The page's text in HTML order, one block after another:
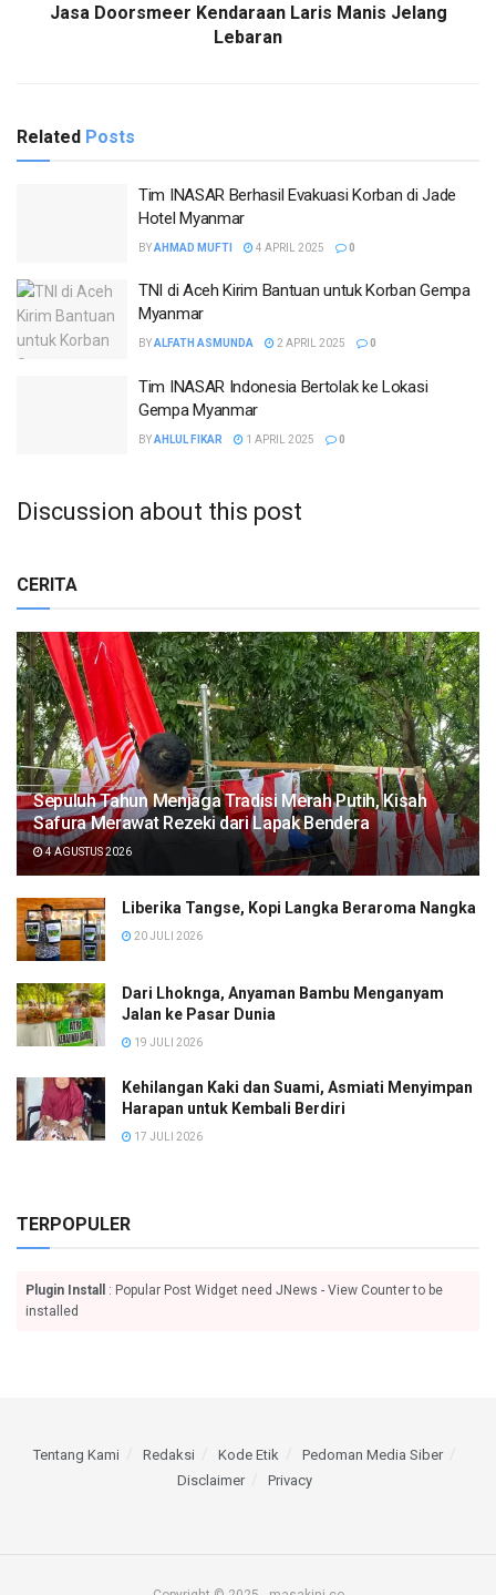
Jasa Doorsmeer Kendaraan Laris Manis Jelang
Lebaran
Related Posts
Tim INASAR Berhasil Evakuasi Korban di Jade
Hotel Myanmar
BYAHMAD MUFTI 4 APRIL 2025 0
TNI di Aceh Kirim Bantuan untuk Korban Gempa
Myanmar
BYALFATH ASMUNDA 2 APRIL 2025 0
Tim INASAR Indonesia Bertolak ke Lokasi
Gempa Myanmar
BYAHLUL FIKAR 1 APRIL 2025 0
Discussion about this post
CERITA
Sepuluh Tahun Menjaga Tradisi Merah Putih, Kisah
Safura Merawat Rezeki dari Lapak Bendera
4 AGUSTUS 2026
Liberika Tangse, Kopi Langka Beraroma Nangka
20 JULI 2026
Dari Lhoknga, Anyaman Bambu Menganyam
Jalan ke Pasar Dunia
19 JULI 2026
Kehilangan Kaki dan Suami, Asmiati Menyimpan
Harapan untuk Kembali Berdiri
17 JULI 2026
TERPOPULER
Plugin Install
: Popular Post Widget need JNews - View Counter to be
installed
Tentang Kami Redaksi Kode Etik
Pedoman Media Siber
Disclaimer
Privacy